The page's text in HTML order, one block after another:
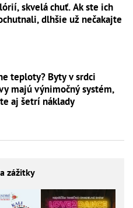
skvelá chuť. Ak ste ich
dlhšie už nečakajte
teploty? Byty v srdci
majú výnimočný systém,
aj šetrí náklady
zážitky